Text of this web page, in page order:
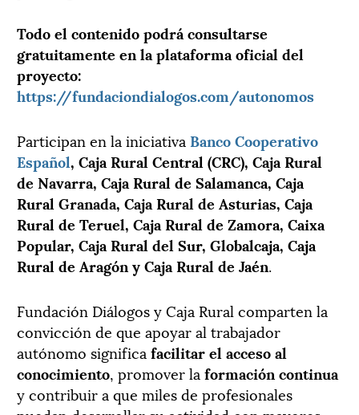
Todo el contenido podrá consultarse
gratuitamente en la plataforma oficial del
proyecto:
https://fundaciondialogos.com/autonomos
Participan en la iniciativa Banco Cooperativo
Español, Caja Rural Central (CRC), Caja Rural
de Navarra, Caja Rural de Salamanca, Caja
Rural Granada, Caja Rural de Asturias, Caja
Rural de Teruel, Caja Rural de Zamora, Caixa
Popular, Caja Rural del Sur, Globalcaja, Caja
Rural de Aragón y Caja Rural de Jaén.
Fundación Diálogos y Caja Rural comparten la
convicción de que apoyar al trabajador
autónomo significa facilitar el acceso al
conocimiento, promover la formación continua
y contribuir a que miles de profesionales